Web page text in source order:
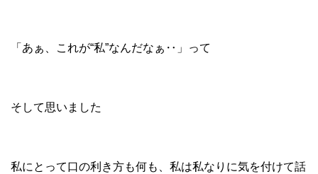
「あぁ、これが“私”なんだなぁ‥」って
そして思いました
私にとって口の利き方も何も、私は私なりに気を付けて話